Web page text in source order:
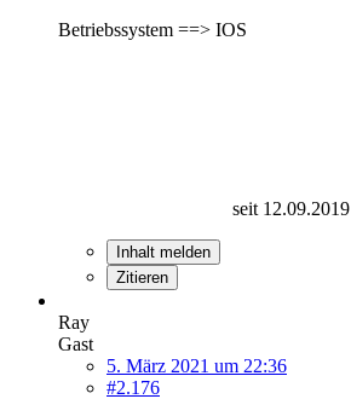
Betriebssystem ==> IOS
seit 12.09.2019
Inhalt melden
Zitieren
Ray
Gast
5. März 2021 um 22:36
#2.176